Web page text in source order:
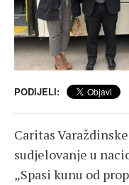
PODIJELI:
Caritas
sudjelovanje u
„Spasi kunu od